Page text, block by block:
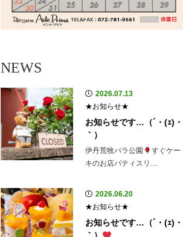
NEWS
2026.07.13
★お知らせ★
お知らせです…（´・(ｪ)・
｀）
伊丹荒牧バラ公園
すぐケー
キのお店パティスリ…
2026.06.20
★お知らせ★
お知らせです…（´・(ｪ)・